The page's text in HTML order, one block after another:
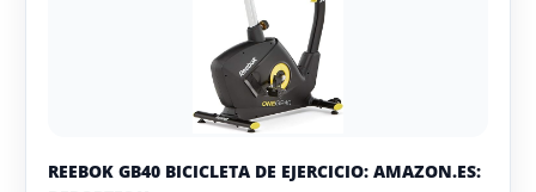
REEBOK GB40 BICICLETA DE EJERCICIO: AMAZON.ES: